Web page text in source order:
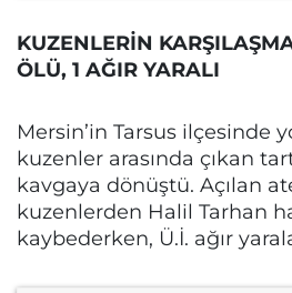
KUZENLERİN
ÖLÜ, 1 AĞIR YARALI
Mersin’in Tarsus ilçesinde
kuzenler arasında çıkan
kavgaya dönüştü. Açılan
kuzenlerden Halil Tarhan
kaybederken, Ü.İ. ağır